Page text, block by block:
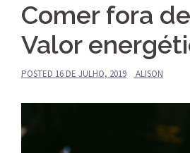
Comer fora
Valor
POSTED 16 DE JULHO, 2019 ALISON